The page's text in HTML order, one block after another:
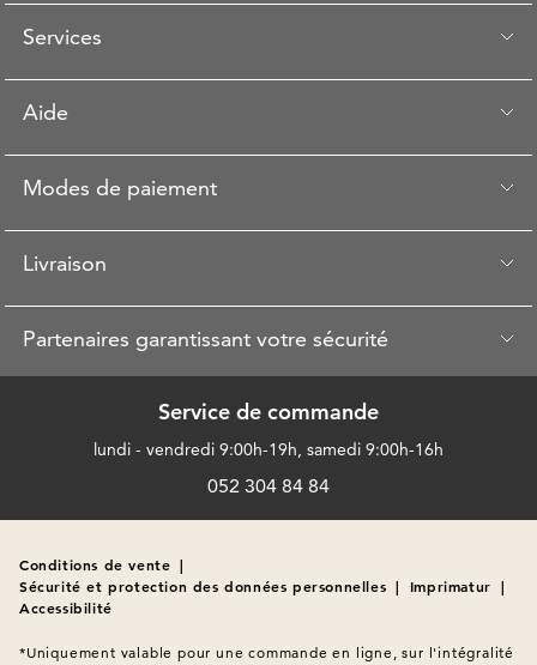
Services
Aide
Modes de paiement
Livraison
Partenaires garantissant votre sécurité
Service de commande
lundi - vendredi 9:00h-19h, samedi 9:00h-16h
052 304 84 84
Conditions de vente |
Sécurité et protection des données personnelles | Imprimatur |
Accessibilité
*Uniquement valable pour une commande en ligne, sur l'intégralité